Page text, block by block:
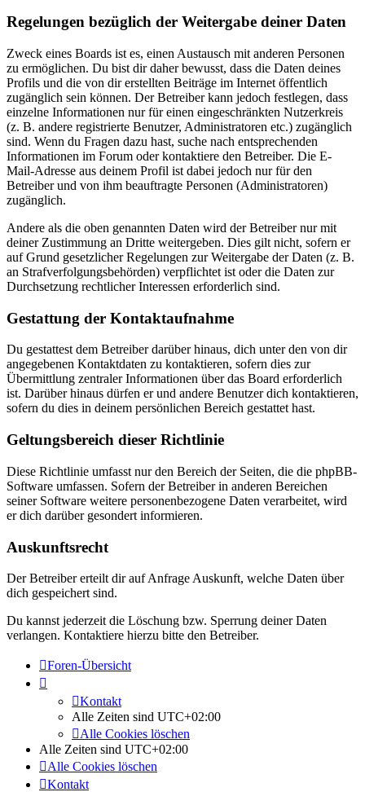
Regelungen bezüglich der Weitergabe deiner Daten
Zweck eines Boards ist es, einen Austausch mit anderen Personen
zu ermöglichen. Du bist dir daher bewusst, dass die Daten deines
Profils und die von dir erstellten Beiträge im Internet öffentlich
zugänglich sein können. Der Betreiber kann jedoch festlegen, dass
einzelne Informationen nur für einen eingeschränkten Nutzerkreis
(z. B. andere registrierte Benutzer, Administratoren etc.) zugänglich
sind. Wenn du Fragen dazu hast, suche nach entsprechenden
Informationen im Forum oder kontaktiere den Betreiber. Die E-
Mail-Adresse aus deinem Profil ist dabei jedoch nur für den
Betreiber und von ihm beauftragte Personen (Administratoren)
zugänglich.
Andere als die oben genannten Daten wird der Betreiber nur mit
deiner Zustimmung an Dritte weitergeben. Dies gilt nicht, sofern er
auf Grund gesetzlicher Regelungen zur Weitergabe der Daten (z. B.
an Strafverfolgungsbehörden) verpflichtet ist oder die Daten zur
Durchsetzung rechtlicher Interessen erforderlich sind.
Gestattung der Kontaktaufnahme
Du gestattest dem Betreiber darüber hinaus, dich unter den von dir
angegebenen Kontaktdaten zu kontaktieren, sofern dies zur
Übermittlung zentraler Informationen über das Board erforderlich
ist. Darüber hinaus dürfen er und andere Benutzer dich kontaktieren,
sofern du dies in deinem persönlichen Bereich gestattet hast.
Geltungsbereich dieser Richtlinie
Diese Richtlinie umfasst nur den Bereich der Seiten, die die phpBB-
Software umfassen. Sofern der Betreiber in anderen Bereichen
seiner Software weitere personenbezogene Daten verarbeitet, wird
er dich darüber gesondert informieren.
Auskunftsrecht
Der Betreiber erteilt dir auf Anfrage Auskunft, welche Daten über
dich gespeichert sind.
Du kannst jederzeit die Löschung bzw. Sperrung deiner Daten
verlangen. Kontaktiere hierzu bitte den Betreiber.
Foren-Übersicht
Kontakt
Alle Zeiten sind UTC+02:00
Alle Cookies löschen
Alle Zeiten sind UTC+02:00
Alle Cookies löschen
Kontakt